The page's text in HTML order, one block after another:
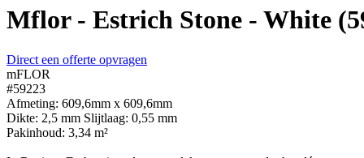
Mflor - Estrich Stone - White
Direct een offerte opvragen
mFLOR
#59223
Afmeting: 609,6mm x 609,6mm
Dikte: 2,5 mm Slijtlaag: 0,55 mm
Pakinhoud: 3,34 m²